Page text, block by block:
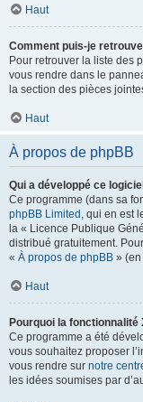
Haut
Comment puis-je
Pour retrouver la liste des
vous rendre dans le
la section des pièces
Haut
À propos de phpBB
Qui a développé ce
Ce programme (dans sa
phpBB Limited , qui en est
la « Licence Publique
distribué gratuitement.
« À propos de phpBB »
Haut
Pourquoi la fonctionnalité
Ce programme a été
vous souhaitez proposer
vous rendre sur notre
les idées soumises par